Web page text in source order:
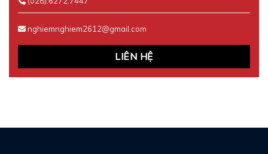
nghiemnghiem2612@gmail.com
LIÊN HỆ